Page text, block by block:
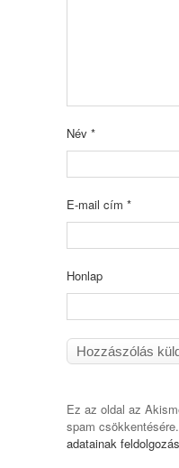
Név *
E-mail cím *
Honlap
Ez az oldal az
spam csökkentésére.
adatainak